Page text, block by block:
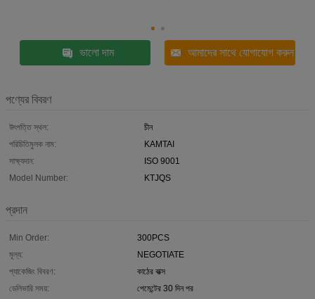
ভালো দাম আমাদের সাথে যোগাযোগ করুন
পণ্যের বিবরণ
উৎপত্তি স্থল:
চীন
পরিচিতিমুলক নাম:
KAMTAI
সাক্ষ্যদান:
ISO 9001
Model Number:
KTJQS
প্রদান
Min Order:
300PCS
মূল্য:
NEGOTIATE
প্যাকেজিং বিবরণ:
কাঠের বাক্স
ডেলিভারি সময়:
পেমেন্টের 30 দিন পর